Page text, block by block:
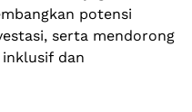
potensi
serta mendorong
dan